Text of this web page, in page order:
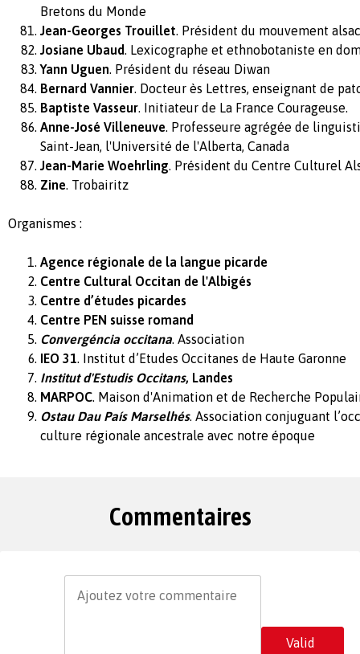
Bretons du Monde
Jean-Georges Trouillet. Président du mouvement
Josiane Ubaud. Lexicographe et ethnobotaniste en
Yann Uguen. Président du réseau Diwan
Bernard Vannier. Docteur ès Lettres, enseignant de
Baptiste Vasseur. Initiateur de La France Courageuse.
Anne-José Villeneuve. Professeure agrégée de
Saint-Jean, l'Université de l'Alberta, Canada
Jean-Marie Woehrling. Président du Centre Culturel
Zine. Trobairitz
Organismes :
Agence régionale de la langue picarde
Centre Cultural Occitan de l'Albigés
Centre d’études picardes
Centre PEN suisse romand
Convergéncia occitana. Association
IEO 31. Institut d’Etudes Occitanes de Haute Garonne
Institut d'Estudis Occitans, Landes
MARPOC. Maison d'Animation et de Recherche
Ostau Dau País Marselhés. Association conjuguant
culture régionale ancestrale avec notre époque
Commentaires
Valid